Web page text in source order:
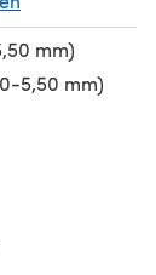
mm)
5,50 mm)